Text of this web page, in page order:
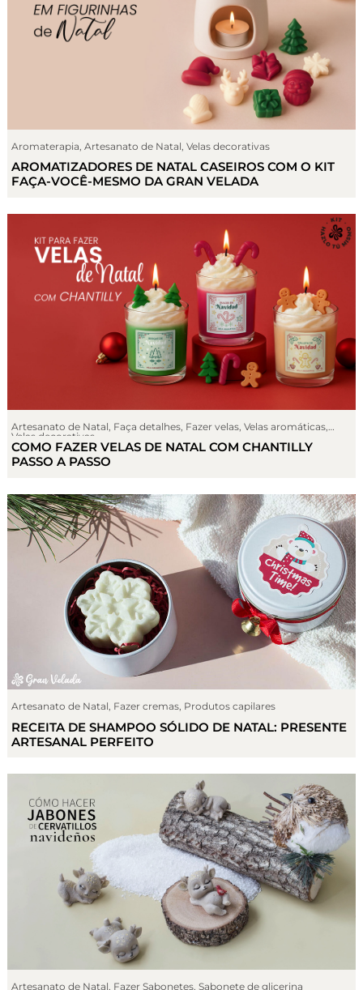
Aromaterapia Artesanato de Natal Velas decorativas
AROMATIZADORES DE NATAL CASEIROS COM O KIT
FAÇA-VOCÊ-MESMO DA GRAN VELADA
Artesanato de Natal Faça detalhes Fazer velas Velas aromáticas
Velas decorativas
COMO FAZER VELAS DE NATAL COM CHANTILLY
PASSO A PASSO
Artesanato de Natal, Fazer cremas, Produtos capilares
RECEITA DE SHAMPOO SÓLIDO DE NATAL: PRESENTE
ARTESANAL PERFEITO
Artesanato de Natal, Fazer Sabonetes, Sabonete de glicerina